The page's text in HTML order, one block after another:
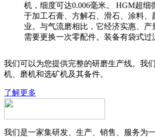
机，细度可达0.006毫米。 HGM超细
于加工石膏、方解石、滑石、涂料、
业。与气流磨相比，它经济实惠、产
需要更换一次零配件。装备有袋式过
我们可以为您提供完整的研磨生产线。我
机、磨机和选矿机及其备件。
了解更多
我们是一家集研发、生产、销售、服务为